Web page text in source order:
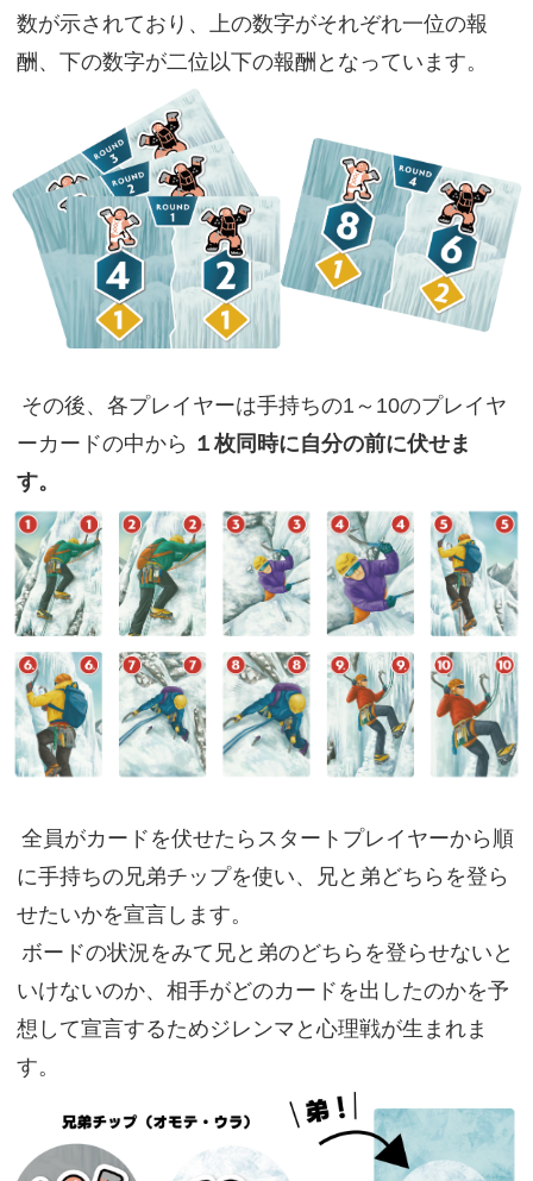
数が示されており、上の数字がそれぞれ一位の報
酬、下の数字が二位以下の報酬となっています。
その後、各プレイヤーは手持ちの1～10のプレイヤ
ーカードの中から １枚同時に自分の前に伏せま
す。
全員がカードを伏せたらスタートプレイヤーから順
に手持ちの兄弟チップを使い、兄と弟どちらを登ら
せたいかを宣言します。
ボードの状況をみて兄と弟のどちらを登らせないと
いけないのか、相手がどのカードを出したのかを予
想して宣言するためジレンマと心理戦が生まれま
す。